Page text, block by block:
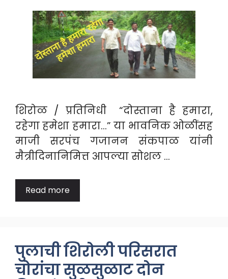
शिरोळ / प्रतिनिधी “दोस्ताना है हमारा,
रहेगा हमेशा हमारा…” या भावनिक ओळींसह
माजी सरपंच गजानन संकपाळ यांनी
मैत्रीदिनानिमित्त आपल्या सोशल …
Read more
पुलाची शिरोली परिसरात
चोरांचा सुळसुळाट दोन